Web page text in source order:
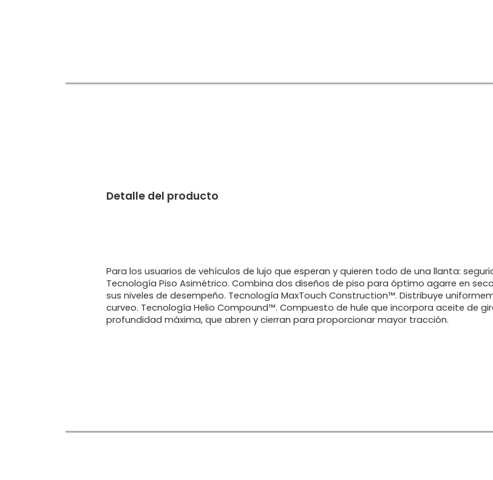
Detalle del producto
Para los usuarios de vehículos de lujo que esperan y quieren todo de una llanta:
Tecnología Piso Asimétrico. Combina dos diseños de piso para óptimo agarre en
sus niveles de desempeño. Tecnología MaxTouch Construction™. Distribuye
curveo. Tecnología Helio Compound™. Compuesto de hule que incorpora aceite de
profundidad máxima, que abren y cierran para proporcionar mayor tracción.